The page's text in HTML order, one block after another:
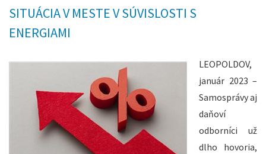
SITUÁCIA V MESTE V SÚVISLOSTI S
ENERGIAMI
LEOPOLDOV,
január 2023 –
Samosprávy aj
daňoví
odborníci už
dlho hovoria,